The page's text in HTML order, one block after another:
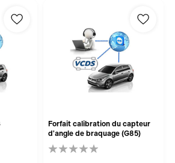
Forfait calibration du capteur
d'angle de braquage (G85)